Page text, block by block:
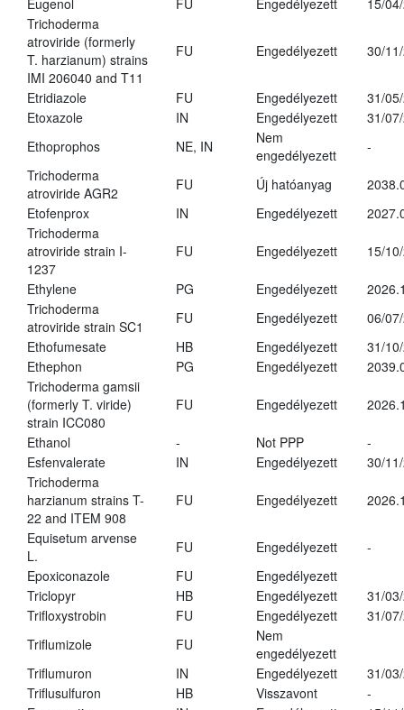
Eugenol FU Engedélyezett
15/
Trichoderma
atroviride (formerly
T. harzianum) strains
IMI 206040 and T11
FU Engedélyezett 30/
Etridiazole FU Engedélyezett
31/
Etoxazole
IN Engedélyezett
31/
Ethoprophos
NE, IN
Nem
engedélyezett
-
Trichoderma
atroviride AGR2
FU Új hatóanyag
Etofenprox
IN Engedélyezett
Trichoderma
atroviride strain I-
1237
FU Engedélyezett 15/
Ethylene PG Engedélyezett
Trichoderma
atroviride strain SC1
FU Engedélyezett
06/
Ethofumesate
HB Engedélyezett
31/
Ethephon
PG Engedélyezett
Trichoderma gamsii
(formerly T. viride)
strain ICC080
FU Engedélyezett
Ethanol - Not PPP
-
Esfenvalerate
IN Engedélyezett
30/
Trichoderma
harzianum strains T-
22 and ITEM 908
FU Engedélyezett
Equisetum arvense
L.
FU Engedélyezett
-
Epoxiconazole
FU
Engedélyezett
Triclopyr
HB Engedélyezett
31/
Trifloxystrobin
FU Engedélyezett
31/
Triflumizole
FU
Nem
engedélyezett
Triflumuron
IN Engedélyezett
31/
Triflusulfuron
HB Visszavont
-